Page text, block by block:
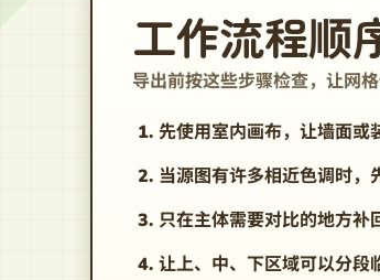
工作流程顺
导出前按这些步骤检查，让网
先使用室内画布，让墙面或
当源图有许多相近色调时，
只在主体需要对比的地方补
让上、中、下区域可以分段